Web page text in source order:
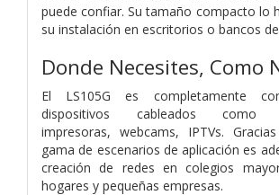
puede confiar. Su tamaño compacto lo
su instalación en escritorios o bancos
Donde Necesites, Como
El LS105G es completamente
dispositivos cableados como
impresoras, webcams, IPTVs.
gama de escenarios de aplicación es
creación de redes en colegios
hogares y pequeñas empresas.